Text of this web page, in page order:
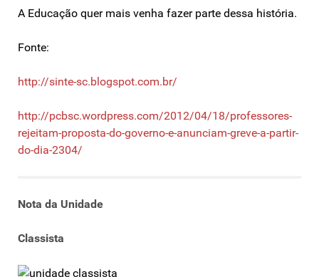
A Educação quer mais venha fazer parte dessa história.
Fonte:
http://sinte-sc.blogspot.com.br/
http://pcbsc.wordpress.com/2012/04/18/professores-
rejeitam-proposta-do-governo-e-anunciam-greve-a-partir-
do-dia-2304/
Nota da Unidade
Classista